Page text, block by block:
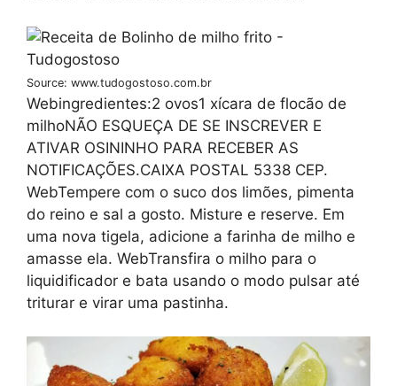
Source: www.tudogostoso.com.br
Webingredientes:2 ovos1 xícara de flocão de
milhoNÃO ESQUEÇA DE SE INSCREVER E
ATIVAR OSININHO PARA RECEBER AS
NOTIFICAÇÕES.CAIXA POSTAL 5338 CEP.
WebTempere com o suco dos limões, pimenta
do reino e sal a gosto. Misture e reserve. Em
uma nova tigela, adicione a farinha de milho e
amasse ela. WebTransfira o milho para o
liquidificador e bata usando o modo pulsar até
triturar e virar uma pastinha.